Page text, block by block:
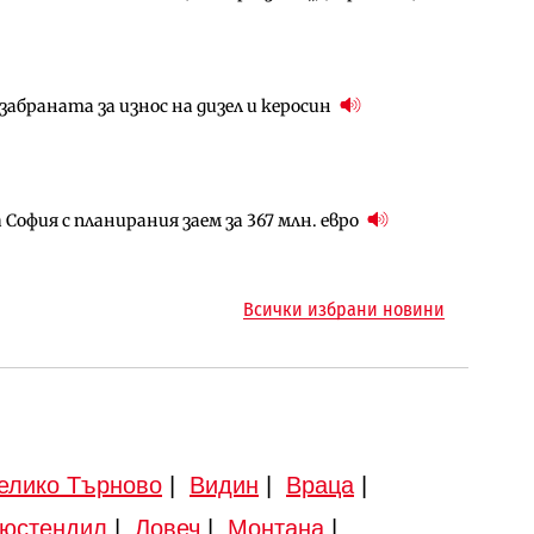
за износ на дизел и керосин
с планирания заем за 367 млн. евро
план за магистралата Русе – Велико
надзора на двете метростанции в „Люлин“
езеро става част от бъдещата магистрала
„на ръчно управление“ общинската
Всички избрани новини
Търново Видин Враца|
Ловеч Монтана|